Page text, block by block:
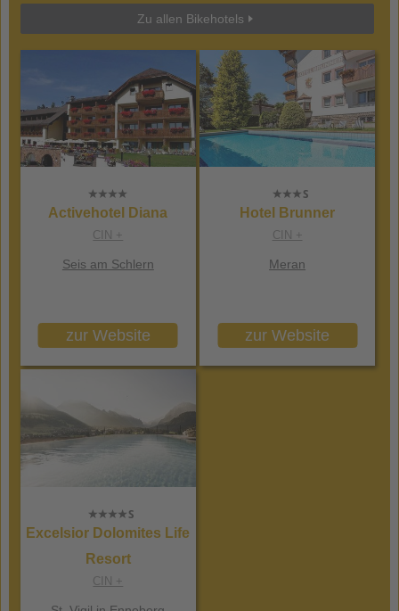
Zu allen Bikehotels
Activehotel Diana
CIN +
Seis am Schlern
zur Website
Hotel Brunner
CIN +
Meran
zur Website
Excelsior Dolomites Life
Resort
CIN +